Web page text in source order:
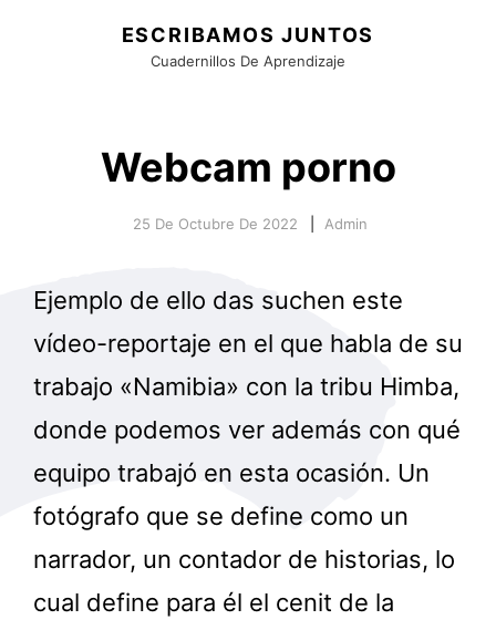
ESCRIBAMOS JUNTOS
Cuadernillos De Aprendizaje
Webcam porno
25 De Octubre De 2022 Admin
Ejemplo de ello das suchen este
vídeo-reportaje en el que habla de su
trabajo «Namibia» con la tribu Himba,
donde podemos ver además con qué
equipo trabajó en esta ocasión. Un
fotógrafo que se define como un
narrador, un contador de historias, lo
cual define para él el cenit de la